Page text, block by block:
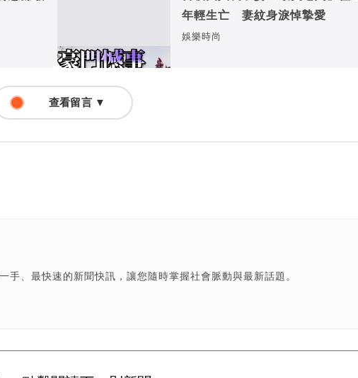
年輕生亡 妻紋身淚悼摯愛
娛樂時尚
查看留言 ▼
、最快速的新聞快訊，讓您隨時掌握社會脈動與最新話題。